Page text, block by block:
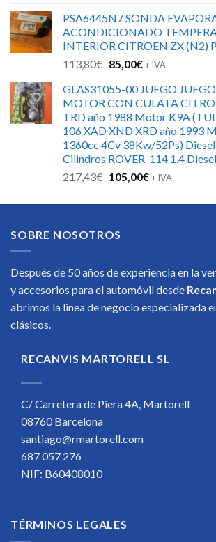
PSA6445N7 SONDA
ACONDICIONADO
INTERIOR CITROEN ZX (N2)
113,80€ El
original
era:
113,80€.
85,00€El
actual
es:
85,00€.
+ IVA
GLAS31055-00 JUEGO
MOTOR CON CULATA
TRD año 1988 Motor K9A
106 XAD XND XRD año 1993
1360cc 4Cv 38Kw/52Ps)
Cilindros ROVER-114 1.4 Diesel
217,43€ El
original
217,43€.
105,00€El
actual
+ IVA
SOBRE NOSOTROS
Después de 50 años de experiencia en la
y accesorios para el automóvil desde
abrimos la linea de negocio especializada
clásicos.
RECANVIS MARTORELL SL
C/ Carretera de Piera 4A, Martorell
08760 Barcelona
santiago@rmartorell.com
687 057 276
NIF: B60408010
TÉRMINOS LEGALES